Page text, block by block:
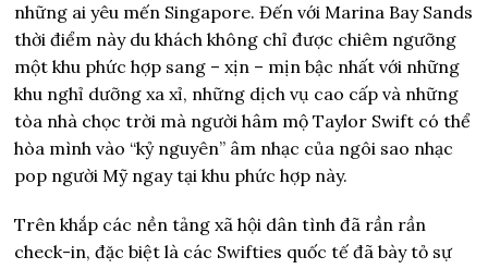
những ai yêu mến Singapore. Đến với Marina Bay Sands
thời điểm này du khách không chỉ được chiêm ngưỡng
một khu phức hợp sang – xịn – mịn bậc nhất với những
khu nghỉ dưỡng xa xỉ, những dịch vụ cao cấp và những
tòa nhà chọc trời mà người hâm mộ Taylor Swift có thể
hòa mình vào “kỷ nguyên” âm nhạc của ngôi sao nhạc
pop người Mỹ ngay tại khu phức hợp này.
Trên khắp các nền tảng xã hội dân tình đã rần rần
check-in, đặc biệt là các Swifties quốc tế đã bày tỏ sự